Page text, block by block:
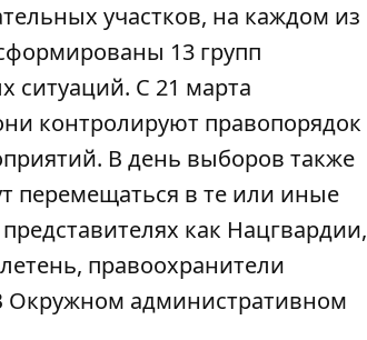
участков, на каждом из
13 групп
ситуаций. С 21 марта
контролируют правопорядок
В день выборов также
перемещаться в те или иные
как Нацгвардии,
правоохранители
Окружном административном